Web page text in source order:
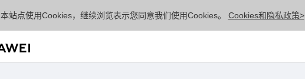
本站点使用Cookies，继续浏览表示您同意我们使用Cookies。 Cookies和隐私政策>